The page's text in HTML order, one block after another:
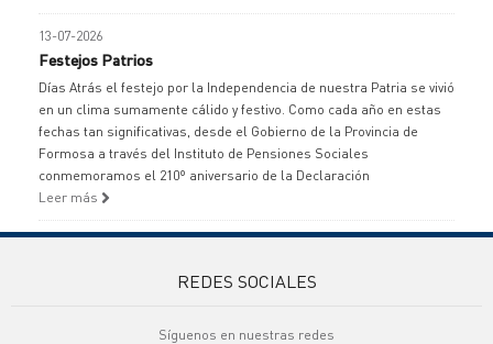
13-07-2026
Festejos Patrios
Días Atrás el festejo por la Independencia de nuestra Patria se vivió
en un clima sumamente cálido y festivo. Como cada año en estas
fechas tan significativas, desde el Gobierno de la Provincia de
Formosa a través del Instituto de Pensiones Sociales
conmemoramos el 210º aniversario de la Declaración
Leer más
REDES SOCIALES
Síguenos en nuestras redes